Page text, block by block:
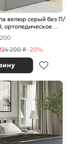
велюр серый без П/
ортопедическое
мягкое
24 200 ₽-20%